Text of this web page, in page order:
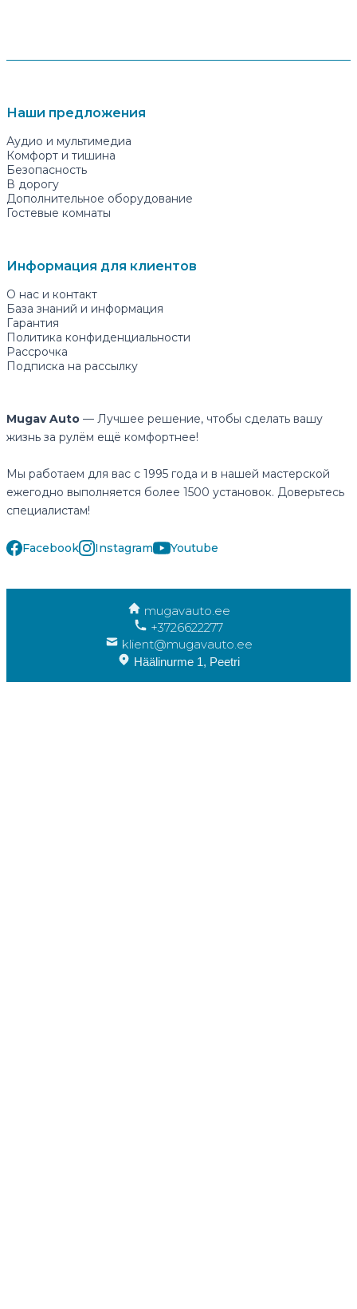
Наши предложения
Аудио и мультимедиа
Комфорт и тишина
Безопасность
В дорогу
Дополнительное оборудование
Гостевые комнаты
Информация для клиентов
О нас и контакт
База знаний и информация
Гарантия
Политика конфиденциальности
Рассрочка
Подписка на рассылку
Mugav Auto — Лучшее решение, чтобы сделать вашу
жизнь за рулём ещё комфортнее!
Мы работаем для вас с 1995 года и в нашей мастерской
ежегодно выполняется более 1500 установок. Доверьтесь
специалистам!
Facebook Instagram Youtube
mugavauto.ee
+3726622277
klient@mugavauto.ee
Häälinurme 1, Peetri